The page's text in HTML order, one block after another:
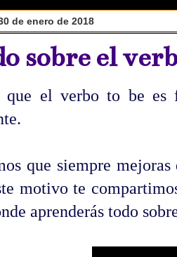
de enero de 2018
sobre el
que el verbo to be es
que siempre
motivo te
aprenderás todo